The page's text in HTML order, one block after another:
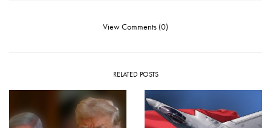
View Comments (0)
RELATED POSTS